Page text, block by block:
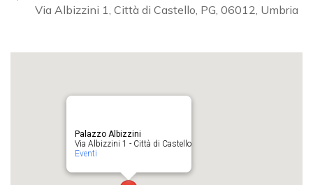
Via Albizzini 1, Città di Castello, PG, 06012, Umbria
Palazzo Albizzini
Via Albizzini 1 - Città di Castello
Eventi